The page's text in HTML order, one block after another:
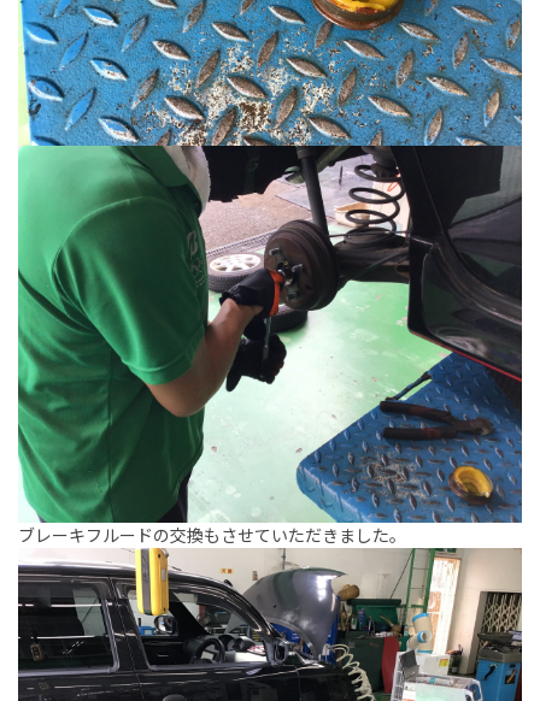
ブレーキフルードの交換もさせていただきました。